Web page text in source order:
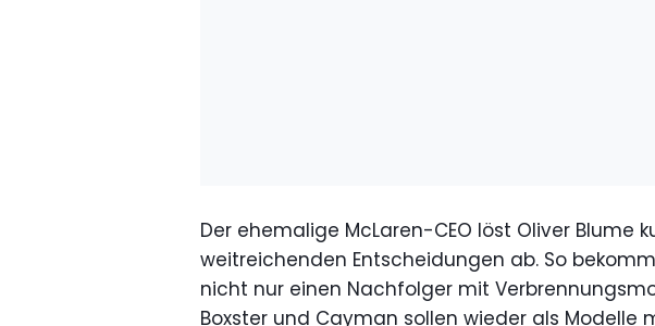
Der ehemalige McLaren-CEO löst Oliver Blume
weitreichenden Entscheidungen ab. So
nicht nur einen Nachfolger mit
Boxster und Cayman sollen wieder als Modelle